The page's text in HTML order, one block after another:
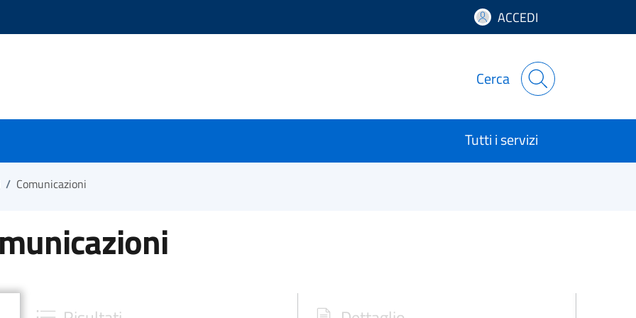
ACCEDI
Cerca
Tutti i servizi
/ Comunicazioni